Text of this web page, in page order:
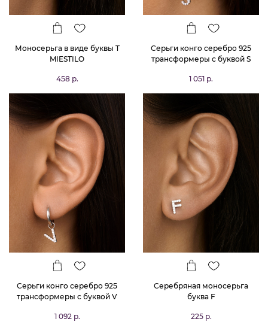
Моносерьга в виде буквы T
MIESTILO
458 р.
Серьги конго серебро 925
трансформеры с буквой S
1 051 р.
Серьги конго серебро 925
трансформеры с буквой V
1 092 р.
Серебряная моносерьга
буква F
225 р.